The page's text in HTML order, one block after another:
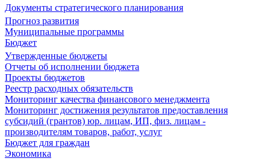
Документы стратегического планирования
Прогноз развития
Муниципальные программы
Бюджет
Утвержденные бюджеты
Отчеты об исполнении бюджета
Проекты бюджетов
Реестр расходных обязательств
Мониторинг качества финансового менеджмента
Мониторинг достижения результатов предоставления
субсидий (грантов) юр. лицам, ИП, физ. лицам -
производителям товаров, работ, услуг
Бюджет для граждан
Экономика